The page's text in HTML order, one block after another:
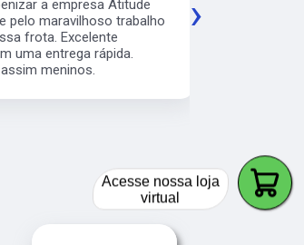
a empresa Atitude
pelo maravilhoso trabalho
frota. Excelente
uma entrega rápida.
meninos.
›
Acesse nossa loja
virtual